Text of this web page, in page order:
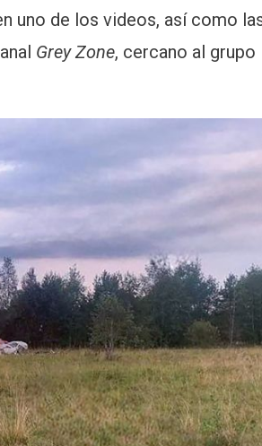
uno de los videos, así como
Grey Zone, cercano al grupo